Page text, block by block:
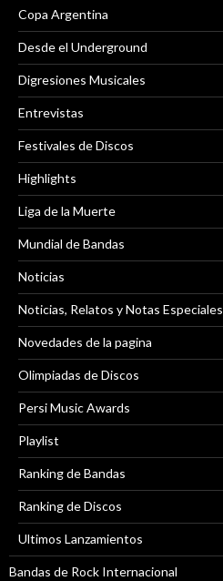
Copa Argentina
Desde el Underground
Digresiones Musicales
Entrevistas
Festivales de Discos
Highlights
Liga de la Muerte
Mundial de Bandas
Noticias
Noticias, Relatos y Notas Especiales
Novedades de la pagina
Olimpiadas de Discos
Persi Music Awards
Playlist
Ranking de Bandas
Ranking de Discos
Ultimos Lanzamientos
Bandas de Rock Internacional